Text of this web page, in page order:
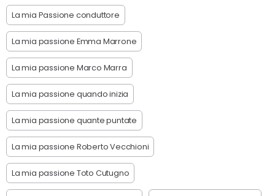
La mia Passione conduttore
La mia passione Emma Marrone
La mia passione Marco Marra
La mia passione quando inizia
La mia passione quante puntate
La mia passione Roberto Vecchioni
La mia passione Toto Cutugno